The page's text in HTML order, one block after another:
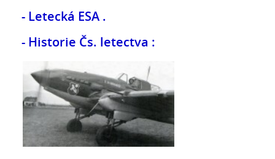
- Letecká ESA .
- Historie Čs. letectva :